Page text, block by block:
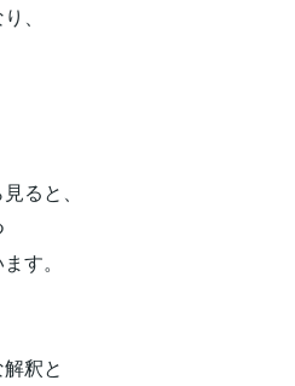
、
ると、
す。
釈と